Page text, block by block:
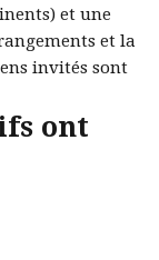
et une
et la
invités sont
ont